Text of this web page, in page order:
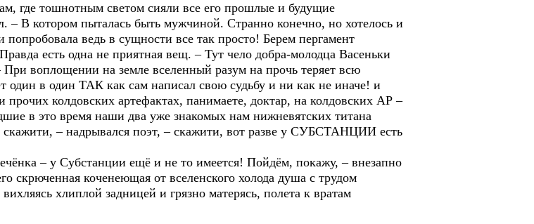
где тошнотным светом сияли все его прошлые и будущие
В котором пыталась быть мужчиной. Странно конечно, но хотелось и
ведь в сущности все так просто! Берем пергамент
есть одна не приятная вещ. – Тут чело добра-молодца Васеньки
При воплощении на земле вселенный разум на прочь теряет всю
в один ТАК как сам написал свою судьбу и ни как не иначе! и
колдовских артефактах, панимаете, доктар, на колдовских АР –
в это время наши два уже знакомых нам нижневятских титана
– надрывался поэт, – скажити, вот разве у СУБСТАНЦИИ есть
– у Субстанции ещё и не то имеется! Пойдём, покажу, – внезапно
скрюченная коченеющая от вселенского холода душа с трудом
хлиплой задницей и грязно матерясь, полета к вратам